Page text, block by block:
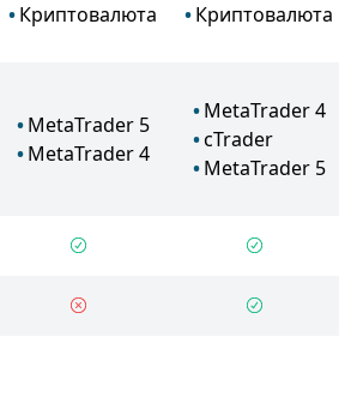
Криптовалюта
Криптовалюта
MetaTrader 5
MetaTrader 4
MetaTrader 4
cTrader
MetaTrader 5